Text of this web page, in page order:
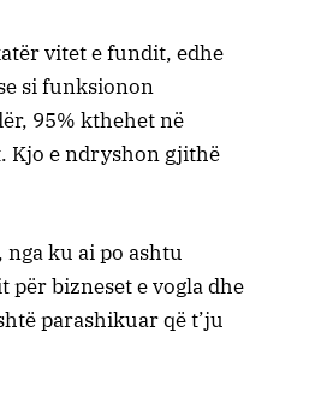
vitet e fundit, edhe
si funksionon
95% kthehet në
Kjo e ndryshon gjithë
ku ai po ashtu
bizneset e vogla dhe
parashikuar që t’ju